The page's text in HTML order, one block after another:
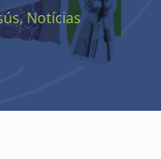
,Notícias